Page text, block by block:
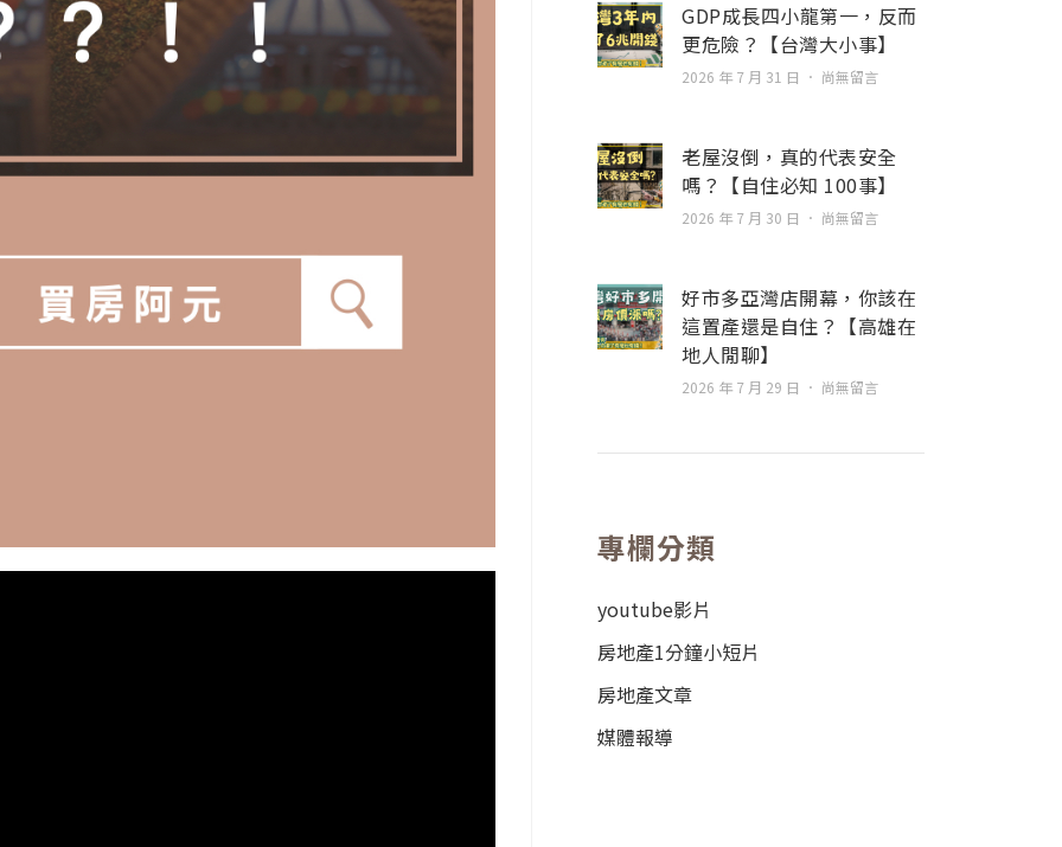
GDP成長四小龍第一，反而
更危險？【台灣大小事】
2026 年 7 月 31 日 尚無留言
老屋沒倒，真的代表安全
嗎？【自住必知 100事】
2026 年 7 月 30 日 尚無留言
好市多亞灣店開幕，你該在
這置產還是自住？【高雄在
地人閒聊】
2026 年 7 月 29 日 尚無留言
專欄分類
youtube影片
房地產1分鐘小短片
房地產文章
媒體報導